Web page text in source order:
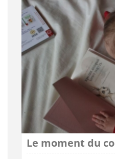
Le moment du